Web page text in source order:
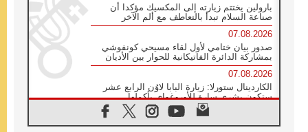
بارولين يختتم زيارته إلى المكسيك مؤكدا أن
صناعة السلام تبدأ بالتعاطف مع ألم الآخر
07.08.2026
صدور بيان ختامي لأول لقاء مسيحي كونفوشي
بمشاركة الدائرة الفاتيكانية للحوار بين الأديان
07.08.2026
الكاردينال ستورلا: زيارة البابا لاوُن الرابع عشر
ستكون بشرى سارة للأوروغواي بأكملها
الفاتيكان يعلن برنامج الزيارة الرسولية للبابا لاوُن